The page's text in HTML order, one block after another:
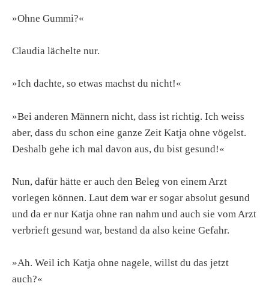
»Ohne Gummi?«
Claudia lächelte nur.
»Ich dachte, so etwas machst du nicht!«
»Bei anderen Männern nicht, dass ist richtig. Ich weiss
aber, dass du schon eine ganze Zeit Katja ohne vögelst.
Deshalb gehe ich mal davon aus, du bist gesund!«
Nun, dafür hätte er auch den Beleg von einem Arzt
vorlegen können. Laut dem war er sogar absolut gesund
und da er nur Katja ohne ran nahm und auch sie vom Arzt
verbrieft gesund war, bestand da also keine Gefahr.
»Ah. Weil ich Katja ohne nagele, willst du das jetzt
auch?«